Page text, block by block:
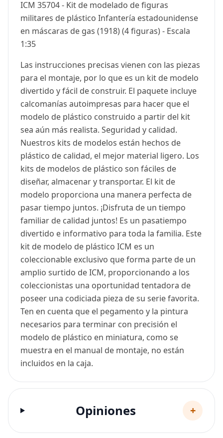
ICM 35704 - Kit de modelado de figuras
militares de plástico Infantería estadounidense
en máscaras de gas (1918) (4 figuras) - Escala
1:35
Las instrucciones precisas vienen con las piezas
para el montaje, por lo que es un kit de modelo
divertido y fácil de construir. El paquete incluye
calcomanías autoimpresas para hacer que el
modelo de plástico construido a partir del kit
sea aún más realista. Seguridad y calidad.
Nuestros kits de modelos están hechos de
plástico de calidad, el mejor material ligero. Los
kits de modelos de plástico son fáciles de
diseñar, almacenar y transportar. El kit de
modelo proporciona una manera perfecta de
pasar tiempo juntos. ¡Disfruta de un tiempo
familiar de calidad juntos! Es un pasatiempo
divertido e informativo para toda la familia. Este
kit de modelo de plástico ICM es un
coleccionable exclusivo que forma parte de un
amplio surtido de ICM, proporcionando a los
coleccionistas una oportunidad tentadora de
poseer una codiciada pieza de su serie favorita.
Ten en cuenta que el pegamento y la pintura
necesarios para terminar con precisión el
modelo de plástico en miniatura, como se
muestra en el manual de montaje, no están
incluidos en la caja.
Opiniones +